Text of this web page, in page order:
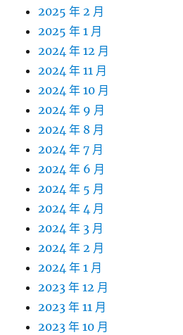
2025 年 2 月
2025 年 1 月
2024 年 12 月
2024 年 11 月
2024 年 10 月
2024 年 9 月
2024 年 8 月
2024 年 7 月
2024 年 6 月
2024 年 5 月
2024 年 4 月
2024 年 3 月
2024 年 2 月
2024 年 1 月
2023 年 12 月
2023 年 11 月
2023 年 10 月